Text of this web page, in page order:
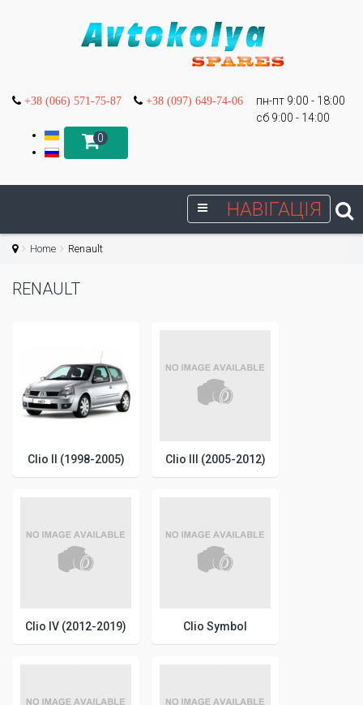
+38 (066) 571-75-87 +38 (097) 649-74-06
пн-пт 9:00 - 18:00
сб 9:00 - 14:00
0
НАВІГАЦІЯ
Home Renault
RENAULT
Clio II (1998-2005) Clio III (2005-2012)
Clio IV (2012-2019) Clio Symbol